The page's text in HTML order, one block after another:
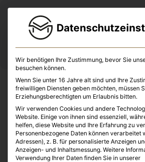
Promat by
Wir benötigen Ihre Zustimmung, bevor Sie
besuchen können.
Wenn Sie unter 16 Jahre alt sind und Ihre
freiwilligen Diensten geben möchten, müssen
Erziehungsberechtigten um Erlaubnis bitten.
Wir verwenden Cookies und andere
Website. Einige von ihnen sind essenziell,
helfen, diese Website und Ihre Erfahrung zu
Personenbezogene Daten können verarbeitet
Adressen), z. B. für personalisierte Anzeigen
Anzeigen- und Inhaltsmessung. Weitere
Verwendung Ihrer Daten finden Sie in unserer